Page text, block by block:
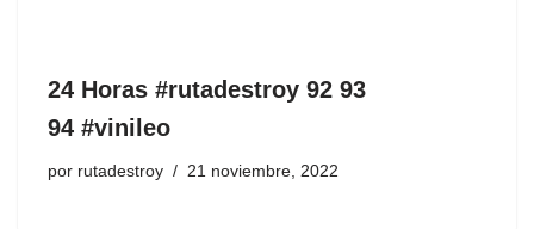
24 Horas #rutadestroy 92 93
94 #vinileo
por rutadestroy 21 noviembre, 2022